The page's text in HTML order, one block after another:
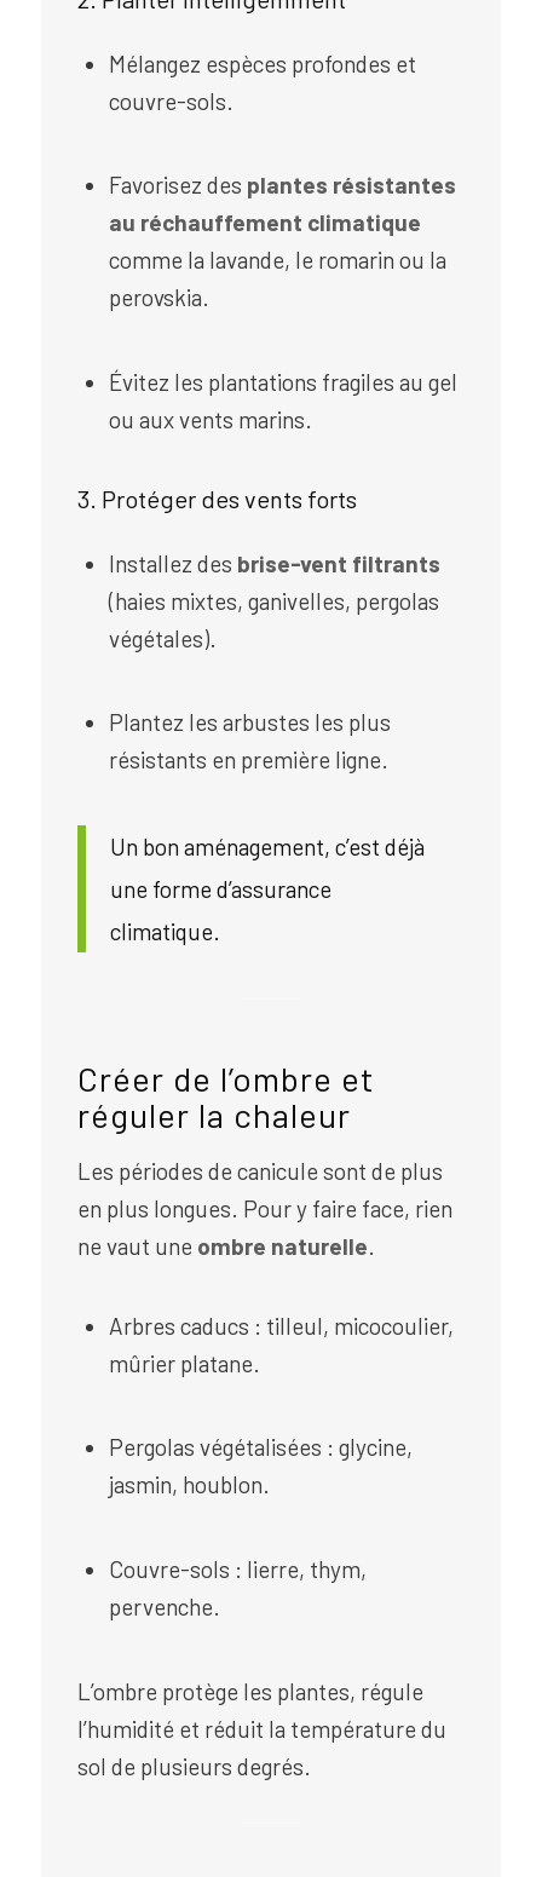
Mélangez espèces profondes et
couvre-sols.
Favorisez des plantes résistantes
au réchauffement climatique
comme la lavande, le romarin ou la
perovskia.
Évitez les plantations fragiles au gel
ou aux vents marins.
3. Protéger des vents forts
Installez des brise-vent filtrants
(haies mixtes, ganivelles, pergolas
végétales).
Plantez les arbustes les plus
résistants en première ligne.
Un bon aménagement, c’est déjà
une forme d’assurance
climatique.
Créer de l’ombre et
réguler la chaleur
Les périodes de canicule sont de plus
en plus longues. Pour y faire face, rien
ne vaut une ombre naturelle.
Arbres caducs : tilleul, micocoulier,
mûrier platane.
Pergolas végétalisées : glycine,
jasmin, houblon.
Couvre-sols : lierre, thym,
pervenche.
L’ombre protège les plantes, régule
l’humidité et réduit la température du
sol de plusieurs degrés.